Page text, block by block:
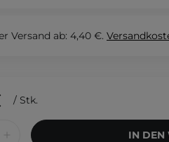
Versand ab: 4,40 €.
/ Stk.
IN DEN